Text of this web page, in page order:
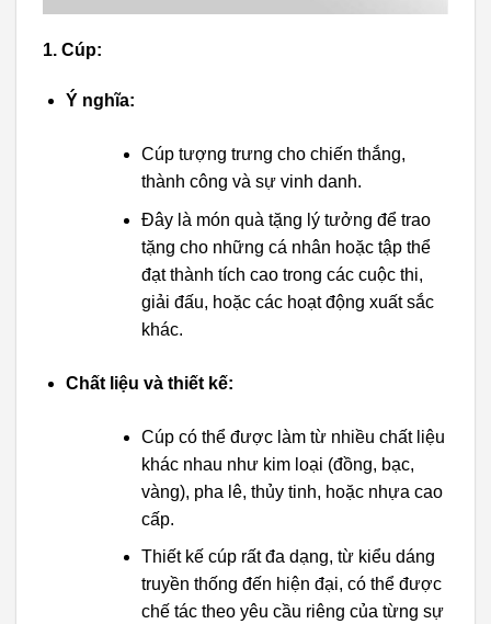
1. Cúp:
Ý nghĩa:
Cúp tượng trưng cho chiến thắng,
thành công và sự vinh danh.
Đây là món quà tặng lý tưởng để trao
tặng cho những cá nhân hoặc tập thể
đạt thành tích cao trong các cuộc thi,
giải đấu, hoặc các hoạt động xuất sắc
khác.
Chất liệu và thiết kế:
Cúp có thể được làm từ nhiều chất liệu
khác nhau như kim loại (đồng, bạc,
vàng), pha lê, thủy tinh, hoặc nhựa cao
cấp.
Thiết kế cúp rất đa dạng, từ kiểu dáng
truyền thống đến hiện đại, có thể được
chế tác theo yêu cầu riêng của từng sự